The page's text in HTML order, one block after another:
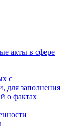
акты в сфере
с
для заполнения
о фактах